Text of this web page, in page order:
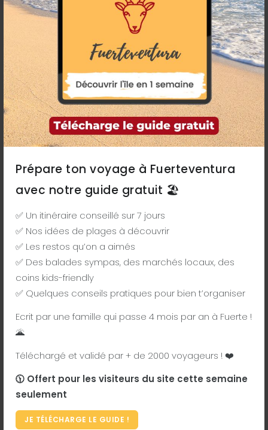
Prépare ton voyage à Fuerteventura
avec notre guide gratuit 🏖️
✅ Un itinéraire conseillé sur 7 jours
✅ Nos idées de plages à découvrir
✅ Les restos qu’on a aimés
✅ Des balades sympas, des marchés locaux, des
coins kids-friendly
✅ Quelques conseils pratiques pour bien t’organiser
Ecrit par une famille qui passe 4 mois par an à Fuerte !
🌋
Téléchargé et validé par + de 2000 voyageurs ! ❤️
🕦 Offert pour les visiteurs du site cette semaine
seulement
JE TÉLÉCHARGE LE GUIDE !
Cet article vous est proposé par Anthony, Cécile et
Fuerteventura et avons décidé de partager nos
bons plans et astuces avec vous en créant
fuerteventura.fr
Notre maison de Lajaresest disponible à l'échange
ou à la location lorsque nous n'y sommes pas.
Pensez à rejoindre notre
groupe Facebook